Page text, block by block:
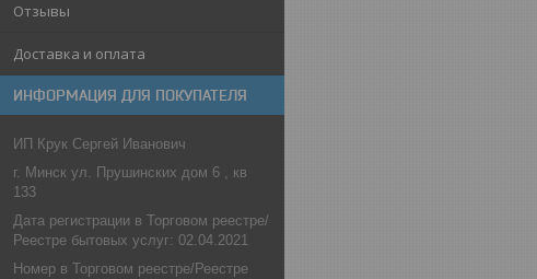
Отзывы
Доставка и оплата
ИНФОРМАЦИЯ ДЛЯ ПОКУПАТЕЛЯ
ИП Крук Сергей Иванович
г. Минск ул. Прушинских дом 6 , кв
133
Дата регистрации в Торговом реестре/
Реестре бытовых услуг: 02.04.2021
Номер в Торговом реестре/Реестре